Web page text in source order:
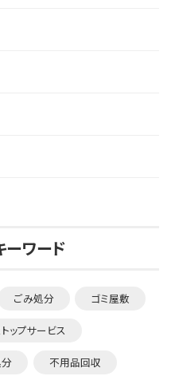
ワード
ごみ処分 ゴミ屋敷
ップサービス
不用品回収